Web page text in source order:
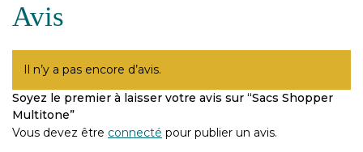
variations.
Les
peuvent
choisies
sur
la
Les
être
sur
Avis
Il n’y a pas encore d’avis.
Soyez le premier à laisser votre avis sur “Sacs Shopper
Multitone”
Vous devez être connecté pour publier un avis.